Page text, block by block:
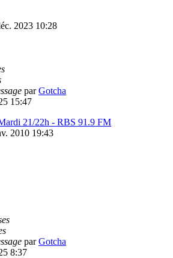
2023 10:28
parGotcha
15:47
21/22h - RBS 91.9 FM
2010 19:43
parGotcha
8:37